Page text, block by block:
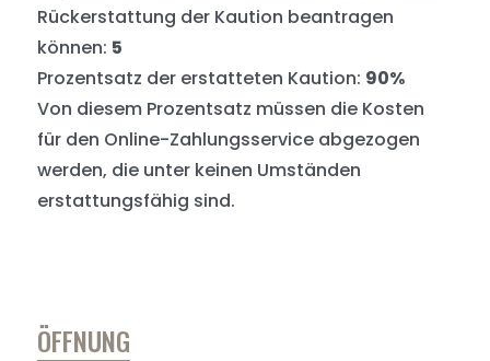
Rückerstattung der Kaution beantragen
können: 5
Prozentsatz der erstatteten Kaution: 90%
Von diesem Prozentsatz müssen die Kosten
für den Online-Zahlungsservice abgezogen
werden, die unter keinen Umständen
erstattungsfähig sind.
ÖFFNUNG